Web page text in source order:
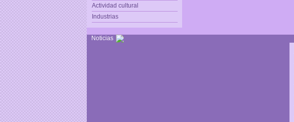
Actividad cultural
Industrias
Noticias